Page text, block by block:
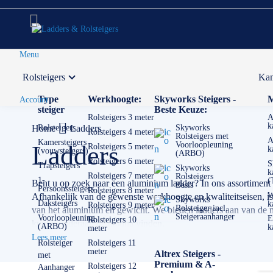
Menu
Rolsteigers
Type
steiger
Rolsteigers
Kamersteigers
(vouwsteigers)
Trapsteigers
1-
Persoonssteigers
Daksteigers
Voorloopleuning
(ARBO)
Rolsteiger
met
Aanhanger
Werkhoogte:
Rolsteigers 3 meter
Rolsteigers 4 meter
Rolsteigers 5 meter
Rolsteigers 6 meter
Rolsteigers 7 meter
Rolsteigers 8 meter
Rolsteigers 9 meter
Rolsteigers 10
meter
Rolsteigers 11
meter
Rolsteigers 12
Skyworks Steigers -
Beste Keuze:
Skyworks
Rolsteigers met
Voorloopleuning
(ARBO)
Skyworks
Rolsteigers
Basis
Skyworks
Rolsteiger incl.
Steigeraanhanger
Altrex Steigers -
Premium & A-
Account
Home Ladders
Ladders
Bent u op zoek naar een aluminium ladder? In ons
Afhankelijk van de gewenste werkhoogte en kwaliteitseisen,
van het aluminium en gewicht. We bieden ladders aan van
kunt u onderaan de pagina vinden.
Als het om ladders gaat is de keuze echt enorm. Het is erg
kleine en lichte ladder misschien het beste. Heeft u veel
Lees meer